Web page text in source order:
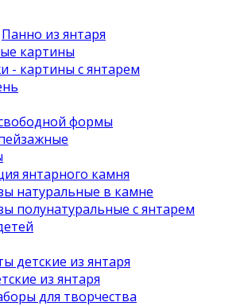
Панно из янтаря
картины
- картины с янтарем
формы
янтарного камня
натуральные в камне
полунатуральные с янтарем
детские из янтаря
из янтаря
для творчества